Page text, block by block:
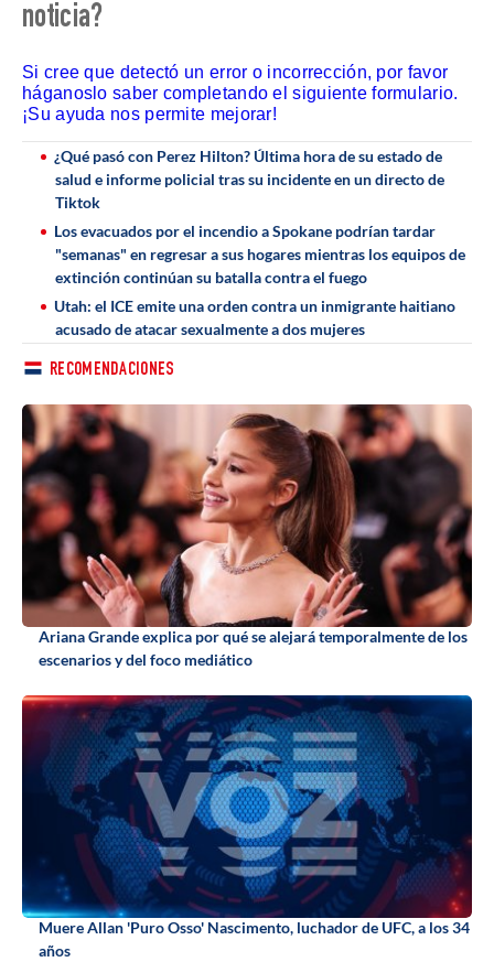
noticia?
Si cree que detectó un error o incorrección, por favor
háganoslo saber completando el siguiente formulario.
¡Su ayuda nos permite mejorar!
¿Qué pasó con Perez Hilton? Última hora de su estado de
salud e informe policial tras su incidente en un directo de
Tiktok
Los evacuados por el incendio a Spokane podrían tardar
"semanas" en regresar a sus hogares mientras los equipos de
extinción continúan su batalla contra el fuego
Utah: el ICE emite una orden contra un inmigrante haitiano
acusado de atacar sexualmente a dos mujeres
RECOMENDACIONES
Ariana Grande explica por qué se alejará temporalmente de los
escenarios y del foco mediático
Muere Allan 'Puro Osso' Nascimento, luchador de UFC, a los 34
años